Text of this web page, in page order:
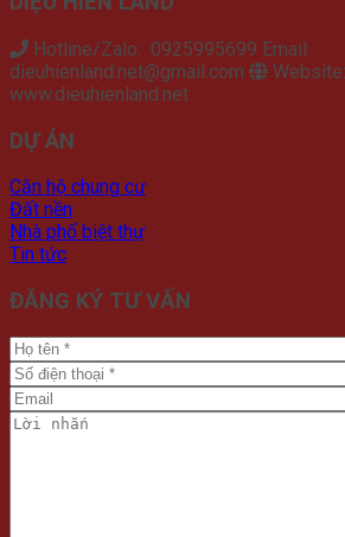
Hotline/Zalo: 0925995699 Email:
dieuhienland.net@gmail.com
Website:
www.dieuhienland.net
DỰ ÁN
Căn hộ chung cư
Đất nền
Nhà phố biệt thự
Tin tức
ĐĂNG KÝ TƯ VẤN